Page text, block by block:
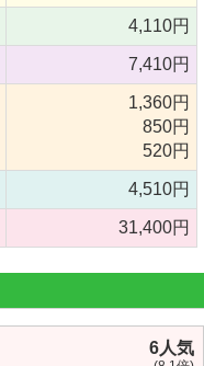
4,110円
7,410円
1,360円
850円
520円
4,510円
31,400円
6人気